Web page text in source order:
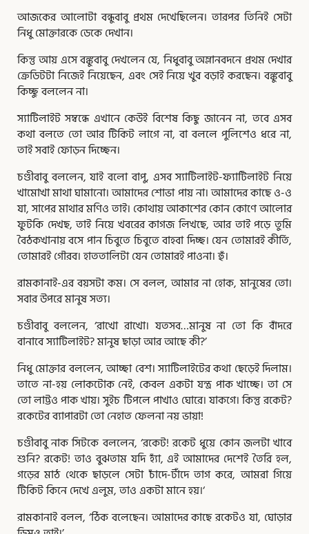
আজকের আলোটা বন্ধুবাবু প্রথম দেখেছিলেন। তারপর তিনিই সেটা
নিধু মোক্তারকে ডেকে দেখান।
কিন্তু আয় এসে বঙ্কুবাবু দেখলেন যে, নিধুবাবু অম্লানবদনে প্রথম দেখার
ক্রেডিটটা নিজেই নিয়েছেন, এবং সেই নিয়ে খুব বড়াই করছেন। বঙ্কুবাবু
কিচ্ছু বললেন না।
স্যাটিলাইট সম্বন্ধে এখানে কেউই বিশেষ কিছু জানেন না, তবে এসব
কথা বলতে তো আর টিকিট লাগে না, বা বললে পুলিশেও ধরে না,
তাই সবাই ফোড়ন দিচ্ছেন।
চণ্ডীবাবু বললেন, যাই বলো বাপু, এসব স্যাটিলাইট-ফ্যাটিলাইট নিয়ে
খামোখা মাথা ঘামানো। আমাদের শোভা পায় না। আমাদের কাছে ও-ও
যা, সাপের মাথার মণিও তাই। কোথায় আকাশের কোন কোণে আলোর
ফুটকি দেখছ, তাই নিয়ে খবরের কাগজ লিখছে, আর তাই পড়ে তুমি
বৈঠকখানায় বসে পান চিবুতে চিবুতে বাহবা দিচ্ছ। যেন তোমারই কীর্তি,
তোমারই গৌরব। হাততালিটা যেন তোমারই পাওনা। হুঁ।
রামকানাই-এর বয়সটা কম। সে বলল, আমার না হোক, মানুষের তো।
সবার উপরে মানুষ সত্য।
চণ্ডীবাবু বললেন, ‘রাখো রাখো। যতসব…মানুষ না তো কি বাঁদরে
বানাবে স্যাটিলাইট? মানুষ ছাড়া আর আছে কী?’
নিধু মোক্তার বললেন, আচ্ছা বেশ। স্যাটিলাইটের কথা ছেড়েই দিলাম।
তাতে না-হয় লোকটোক নেই, কেবল একটা যন্ত্র পাক খাচ্ছে। তা সে
তো লাট্টও পাক খায়। সুইচ টিপলে পাখাও ঘোরে। যাকগে। কিন্তু রকেট?
রকেটের ব্যাপারটা তো নেহাত ফেলনা নয় ভায়া!
চণ্ডীবাবু নাক সিটকে বললেন, ‘রকেট! রকেট ধুয়ে কোন জলটা খাবে
শুনি? রকেট! তাও বুঝতাম যদি হ্যাঁ, এই আমাদের দেশেই তৈরি হল,
গড়ের মাঠ থেকে ছাড়লে সেটা চাঁদে-টাঁদে তাগ করে, আমরা গিয়ে
টিকিট কিনে দেখে এলুম, তাও একটা মানে হয়।‘
রামকানাই বলল, ‘ঠিক বলেছেন। আমাদের কাছে রকেটও যা, ঘোড়ার